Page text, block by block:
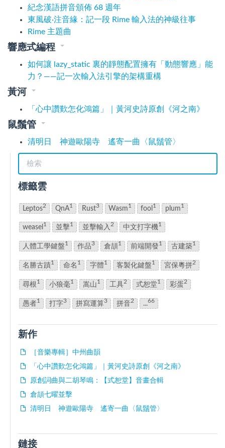
紀念漢語拼音頒佈 68 週年
東風破·注音緣：記一段 Rime 輸入法的神級往事
Rime 主題曲
響應式編程
如何讓 lazy_static 裏的靜態配置擁有「動態響應」能
力？——記一次輸入法引擎的架構重構
黃河
「心中讚歎怎化鴻篇」｜黃河史詩原創《河之南》
鼠鬚管
清明日 神遊歐陽寺 遙寄一曲〈鼠鬚管〉
標籤雲
Leptos2 QnA1 Rust3 Wasm1 fool 1 plum1
weasel 1 並擊1 並擊輸入2 中文打字機1
人體工學鍵盤1 作品3 倉頡1 前端開發1 古建築1
名勝古蹟1 命名 1 字體1 客製化鍵盤1 宮保粵拼2
尋根1 小狼毫1 嵩山1 工具2 式恕堂1 彩蛋2
愚者1 打字3 拼寫運算3 拼音2 ...66
新作
［音樂專輯］中州曲韻
「心中讚歎怎化鴻篇」｜黃河史詩原創《河之南》
原創詞曲與二胡琴鳴：【式恕堂】音畫合輯
倉頡七曜並擊
清明日 神遊歐陽寺 遙寄一曲〈鼠鬚管〉
鏈接